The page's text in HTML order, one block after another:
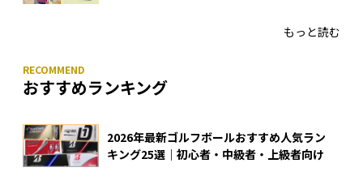
もっと読む
おすすめランキング
2026年最新ゴルフボールおすすめ人気ラン
キング25選｜初心者・中級者・上級者向け